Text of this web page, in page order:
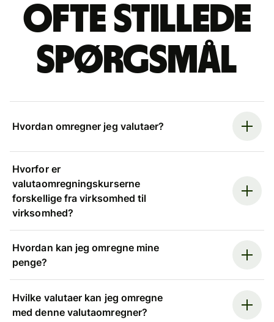
Ofte stillede
spørgsmål
Hvordan omregner jeg valutaer?
Hvorfor er
valutaomregningskurserne
forskellige fra virksomhed til
virksomhed?
Hvordan kan jeg omregne mine
penge?
Hvilke valutaer kan jeg omregne
med denne valutaomregner?